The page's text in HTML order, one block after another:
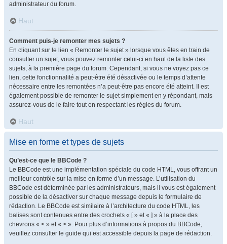
administrateur du forum.
Haut
Comment puis-je remonter mes sujets ?
En cliquant sur le lien « Remonter le sujet » lorsque vous êtes en train de
consulter un sujet, vous pouvez remonter celui-ci en haut de la liste des
sujets, à la première page du forum. Cependant, si vous ne voyez pas ce
lien, cette fonctionnalité a peut-être été désactivée ou le temps d’attente
nécessaire entre les remontées n’a peut-être pas encore été atteint. Il est
également possible de remonter le sujet simplement en y répondant, mais
assurez-vous de le faire tout en respectant les règles du forum.
Haut
Mise en forme et types de sujets
Qu’est-ce que le BBCode ?
Le BBCode est une implémentation spéciale du code HTML, vous offrant un
meilleur contrôle sur la mise en forme d’un message. L’utilisation du
BBCode est déterminée par les administrateurs, mais il vous est également
possible de la désactiver sur chaque message depuis le formulaire de
rédaction. Le BBCode est similaire à l’architecture du code HTML, les
balises sont contenues entre des crochets « [ » et « ] » à la place des
chevrons « < » et « > ». Pour plus d’informations à propos du BBCode,
veuillez consulter le guide qui est accessible depuis la page de rédaction.